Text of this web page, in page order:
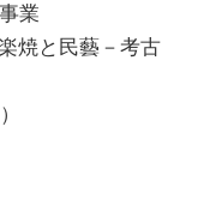
業
焼と民藝－考古